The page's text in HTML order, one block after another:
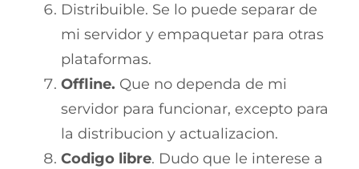
Distribuible. Se lo puede separar de
mi servidor y empaquetar para otras
plataformas.
Offline. Que no dependa de mi
servidor para funcionar, excepto para
la distribucion y actualizacion.
Codigo libre. Dudo que le interese a